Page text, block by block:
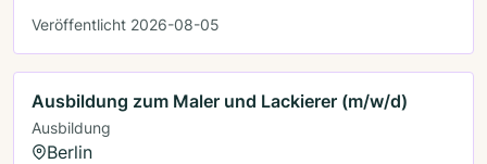
Veröffentlicht 2026-08-05
Ausbildung zum Maler und Lackierer (m/w/d)
Ausbildung
Berlin